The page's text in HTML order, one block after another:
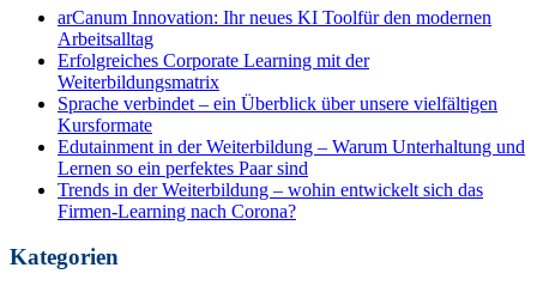
arCanum Innovation: Ihr neues KI Toolfür den modernen
Arbeitsalltag
Erfolgreiches Corporate Learning mit der
Weiterbildungsmatrix
Sprache verbindet – ein Überblick über unsere vielfältigen
Kursformate
Edutainment in der Weiterbildung – Warum Unterhaltung und
Lernen so ein perfektes Paar sind
Trends in der Weiterbildung – wohin entwickelt sich das
Firmen-Learning nach Corona?
Kategorien